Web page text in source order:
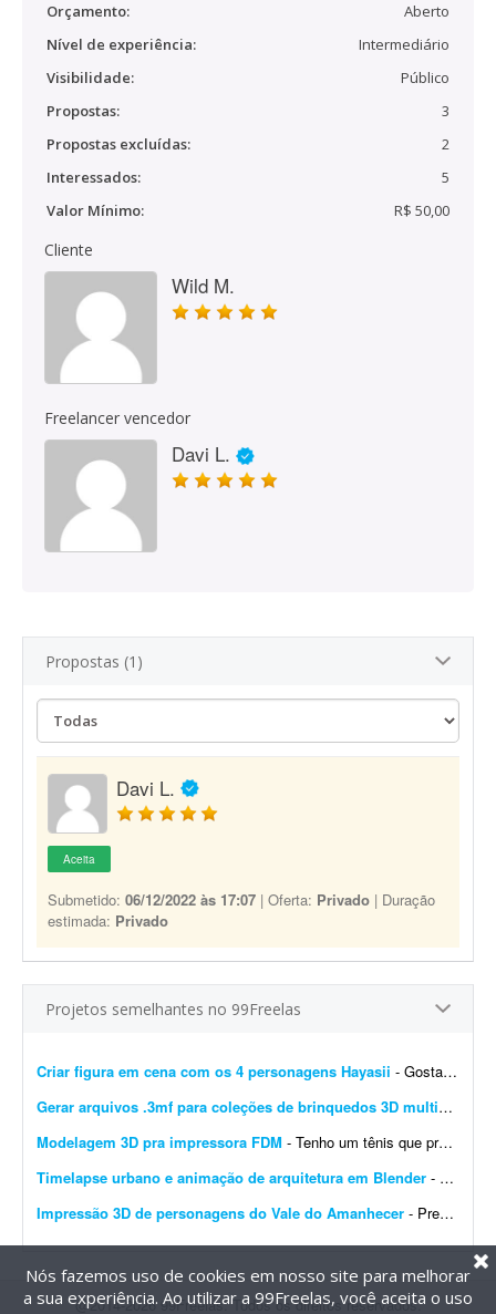
Orçamento:
Aberto
Nível de experiência:
Intermediário
Visibilidade:
Público
Propostas:
3
Propostas excluídas:
2
Interessados:
5
Valor Mínimo:
R$ 50,00
Cliente
Wild M.
Freelancer vencedor
Davi L.
Propostas (1)
Davi L.
Aceita
Submetido: 06/12/2022 às 17:07 | Oferta: Privado | Duração
estimada: Privado
Projetos semelhantes no 99Freelas
Criar figura em cena com os 4 personagens Hayasii - Gostaria de uma figura que, na verdade, seja uma cena com os quatro personagens da banda Hayasii, de DanDaDan. A cena de referência está em anexo. Minha ideia é que os personage...
Gerar arquivos .3mf para coleções de brinquedos 3D multicoloridos
Modelagem 3D pra impressora FDM - Tenho um tênis que precisava taransformá-lo em modelo 3D. Este cliente quer fazer isso com todos os tênis da marca, este seria um piloto pra validação de uma futura...
Timelapse urbano e animação de arquitetura em Blender - Procuro modelador e animador 3D especialista em Blender para criar animações urbanas e timelapses de cidades em estilo documentário. Deve incluir animação de elem...
Impressão 3D de personagens do Vale do Amanhecer - Preciso de um projeto para impressão 3D de dois personagens do Vale do Amanhecer: - Príncipe Ariane - Ministro Yuricy
@2014-2026 99Freelas. Todos os direitos reservados.
Nós fazemos uso de cookies em nosso site para melhorar
a sua experiência. Ao utilizar a 99Freelas, você aceita o uso